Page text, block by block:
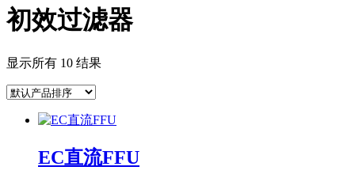
初效过滤器
显示所有 10 结果
EC直流FFU